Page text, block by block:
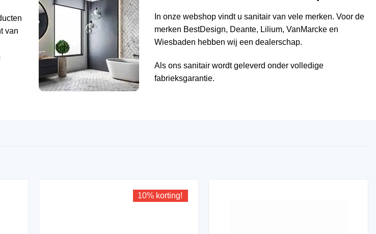
van
In onze webshop vindt u sanitair van vele merken. Voor de
merken BestDesign, Deante, Lilium,VanMarcke en
Wiesbaden hebben wij een dealerschap.
Als ons sanitair wordt geleverd onder volledige
fabrieksgarantie.
10% korting!